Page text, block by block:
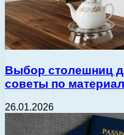
Выбор столешниц
советы по
26.01.2026